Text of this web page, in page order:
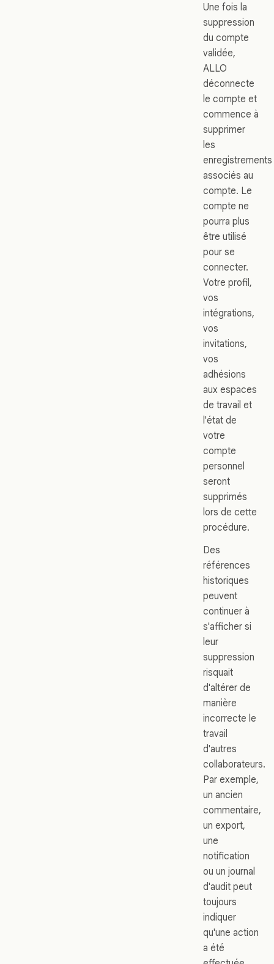
Une fois la
suppression
du compte
validée,
ALLO
déconnecte
le compte et
commence à
supprimer
les
enregistrements
associés au
compte. Le
compte ne
pourra plus
être utilisé
pour se
connecter.
Votre profil,
vos
intégrations,
vos
invitations,
vos
adhésions
aux espaces
de travail et
l'état de
votre
compte
personnel
seront
supprimés
lors de cette
procédure.
Des
références
historiques
peuvent
continuer à
s'afficher si
leur
suppression
risquait
d'altérer de
manière
incorrecte le
travail
d'autres
collaborateurs.
Par exemple,
un ancien
commentaire,
un export,
une
notification
ou un journal
d'audit peut
toujours
indiquer
qu'une action
a été